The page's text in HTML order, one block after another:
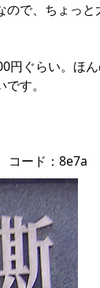
ので、ちょっと
円ぐらい。ほ
す。
コード：8e7a